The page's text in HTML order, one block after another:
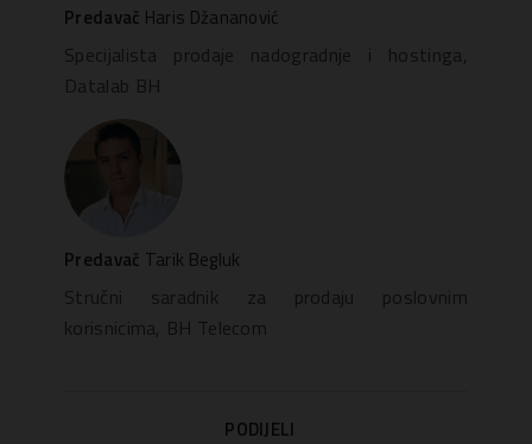
Predavač Haris Džananović
Specijalista prodaje nadogradnje i hostinga,
Datalab BH
Predavač Tarik Begluk
Stručni saradnik za prodaju poslovnim
korisnicima, BH Telecom
PODIJELI